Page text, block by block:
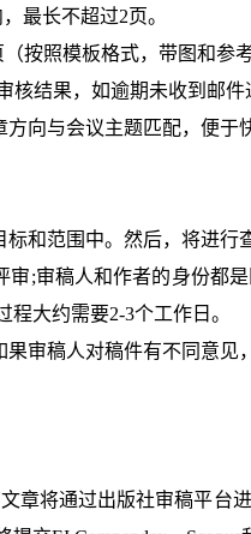
最长不超过2页。
按照模板格式，带图和参
结果，如逾期未收到邮件
向与会议主题匹配，便于
和范围中。然后，将进行
;审稿人和作者的身份都
大约需要2-3个工作日。
审稿人对稿件有不同意
章将通过出版社审稿平台